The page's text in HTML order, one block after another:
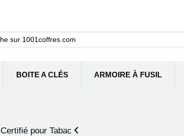
BOITE A CLÉS ARMOIRE À FUSIL
pour Tabac